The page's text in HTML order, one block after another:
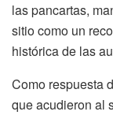
las pancartas,
sitio como un
histórica de las
Como respuesta
que acudieron al